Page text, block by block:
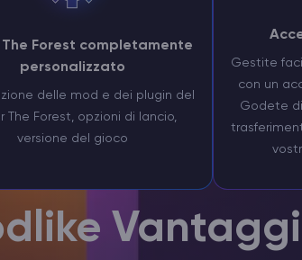
Forest completamente
personalizzato
delle mod e dei plugin del
The Forest, opzioni di lancio,
versione del gioco
Gestite
con un
Godete